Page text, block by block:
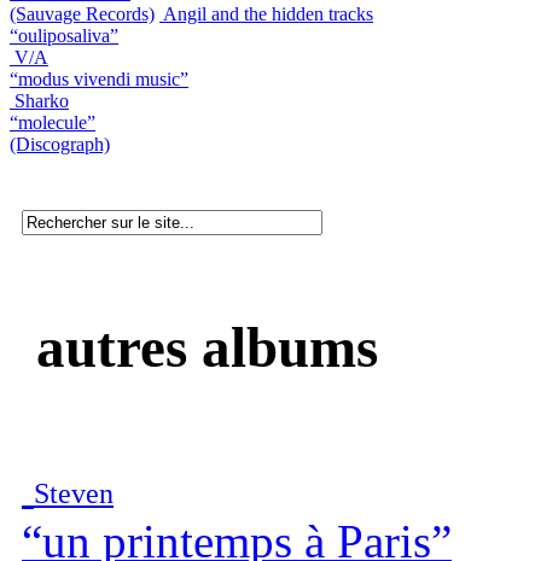
(Sauvage Records) Angil and the hidden tracks
“ouliposaliva”
V/A
“modus vivendi music”
Sharko
“molecule”
(Discograph)
autres albums
Steven
“un printemps à Paris”